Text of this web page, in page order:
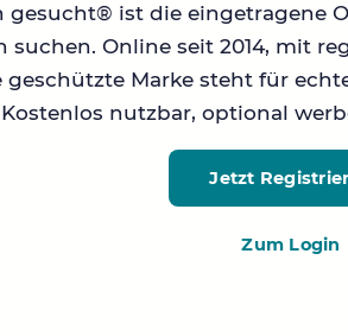
gesucht® ist die eingetragene
suchen. Online seit 2014, mit
geschützte Marke steht für
Kostenlos nutzbar, optional
Jetzt
Zum Login